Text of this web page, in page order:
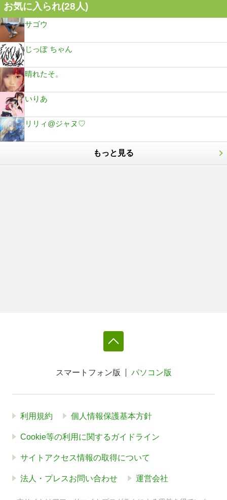
お気に入られ(28人)
サゴウ
じっぽ ちゃん
晴れたそ。
いりあ
リリィ@ジャヌ♡
もっと見る
スマートフォン版 パソコン版
利用規約 個人情報保護基本方針
Cookie等の利用に関するガイドライン
サイトアクセス情報の取得について
法人・プレスお問い合わせ 運営会社